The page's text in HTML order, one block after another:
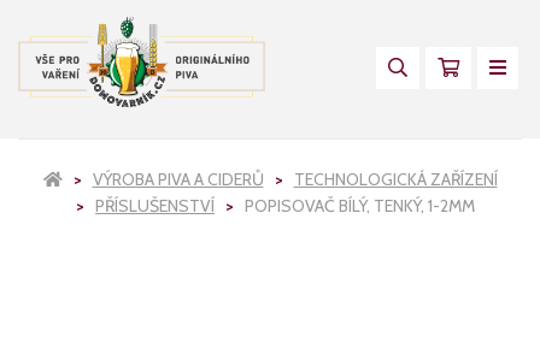
VÝROBA PIVA A CIDERŮ
TECHNOLOGICKÁ ZAŘÍZENÍ
PŘÍSLUŠENSTVÍ
POPISOVAČ BÍLÝ, TENKÝ, 1-2MM